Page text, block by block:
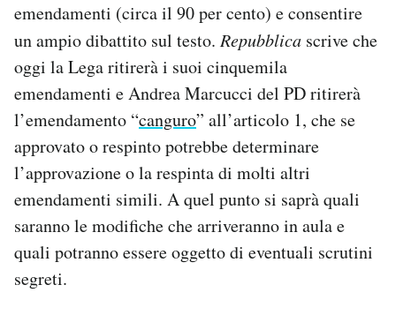
emendamenti (circa il 90 per cento) e consentire
un ampio dibattito sul testo. Repubblica scrive che
oggi la Lega ritirerà i suoi cinquemila
emendamenti e Andrea Marcucci del PD ritirerà
l’emendamento “canguro” all’articolo 1, che se
approvato o respinto potrebbe determinare
l’approvazione o la respinta di molti altri
emendamenti simili. A quel punto si saprà quali
saranno le modifiche che arriveranno in aula e
quali potranno essere oggetto di eventuali scrutini
segreti.